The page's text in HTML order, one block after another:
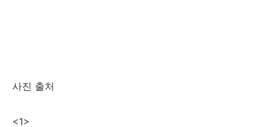
사진 출처
<1>